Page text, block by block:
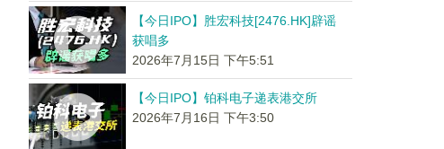
【今日IPO】胜宏科技[2476.HK]辟谣
获唱多
2026年7月15日 下午5:51
【今日IPO】铂科电子递表港交所
2026年7月16日 下午3:50